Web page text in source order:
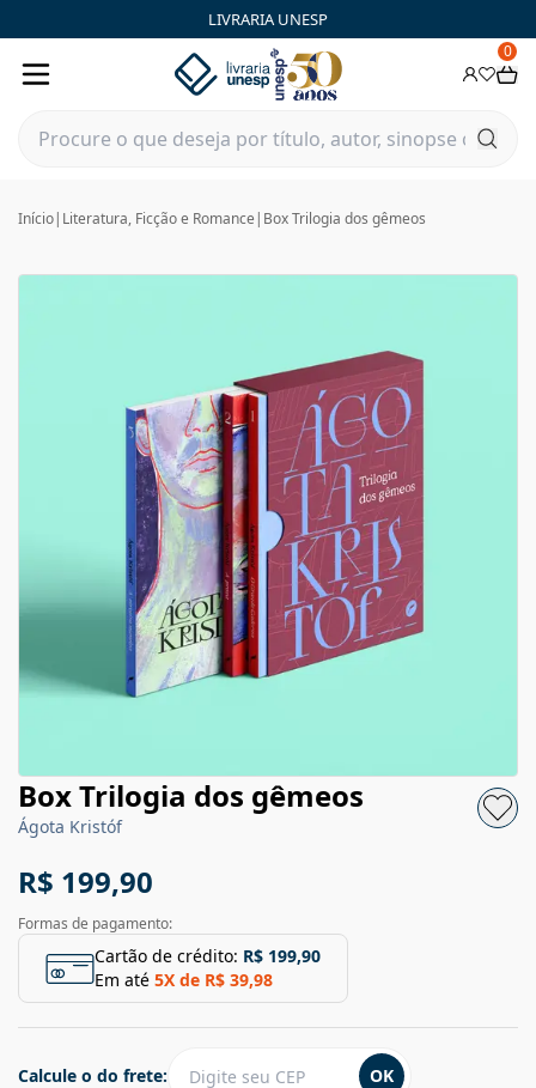
LIVRARIA UNESP
0
Início| Literatura, Ficção e Romance | Box Trilogia dos gêmeos
Box Trilogia dos gêmeos
Ágota Kristóf
R$ 199,90
Formas de pagamento:
Cartão de crédito: R$ 199,90
Em até 5X de R$ 39,98
Calcule o do frete: OK